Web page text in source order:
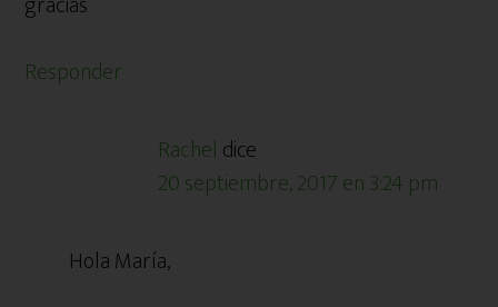
Responder
Rachel dice
20 septiembre, 2017 en 3:24 pm
Hola María,